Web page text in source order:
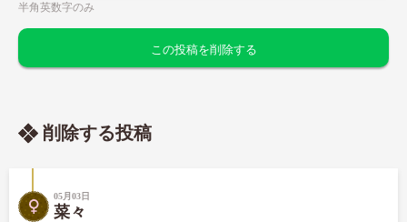
半角英数字のみ
削除する投稿
05月03日
菜々